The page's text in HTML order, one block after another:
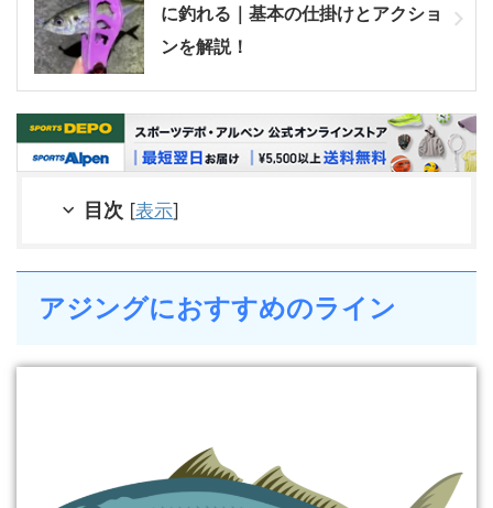
に釣れる｜基本の仕掛けとアクショ
ンを解説！
目次 [表示]
アジングにおすすめのライン